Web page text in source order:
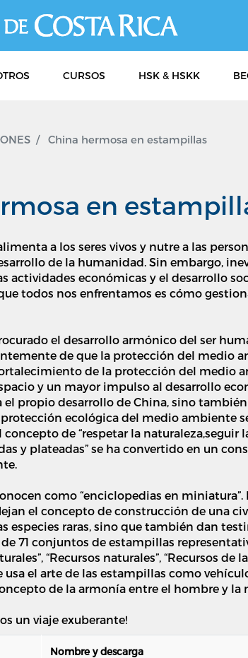
CURSOS HSK & HSKK
China hermosa en estampillas
en
a los seres vivos y nutre a las
de la humanidad. Sin embargo,
actividades económicas y el desarrollo
todos nos enfrentamos es cómo
el desarrollo armónico del ser
de que la protección del medio
de la protección del medio
y un mayor impulso al desarrollo
propio desarrollo de China, sino
ecológica del medio ambiente
de “respetar la naturaleza,seguir
y plateadas” se ha convertido en un
como “enciclopedias en
el concepto de construcción de una
especies raras, sino que también dan
71 conjuntos de estampillas
“Recursos naturales”, “Recursos
usa el arte de las estampillas como
de la armonía entre el hombre y la
un viaje exuberante!
Nombre y descarga